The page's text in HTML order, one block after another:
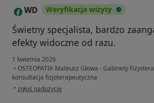
W WD Weryfikacja wizyty
Świetny specjalista, bardzo
efekty widoczne od razu.
1 kwietnia 2026
• OSTEOPATIA Mateusz Głowa - Gabinety
konsultacja fizjoterapeutyczna
• w opinii użytkownika WD
zgłoś nadużycie